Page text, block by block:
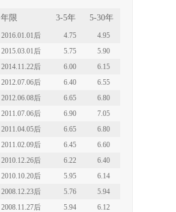
年限 3-5年 5-30年
2016.01.01后 4.75
4.95
2015.03.01后
5.75
5.90
2014.11.22后
6.00
6.15
2012.07.06后
6.40
6.55
2012.06.08后
6.65
6.80
2011.07.06后
6.90
7.05
2011.04.05后
6.65
6.80
2011.02.09后
6.45
6.60
2010.12.26后
6.22
6.40
2010.10.20后
5.95
6.14
2008.12.23后
5.76
5.94
2008.11.27后
5.94 6.12